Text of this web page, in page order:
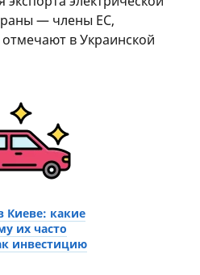
— члены ЕС,
в Украинской
Киеве: какие
их часто
инвестицию